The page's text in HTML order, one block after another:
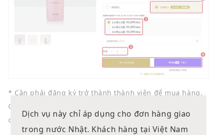
* Cần phải đăng ký trở thành thành viên để mua hàng.
Cảm ơn bạn rất nhiều vì sự hỗ trợ của bạn sau khi
chuyển thành viên.
Dịch vụ này chỉ áp dụng cho đơn hàng giao
trong nước Nhật. Khách hàng tại Việt Nam